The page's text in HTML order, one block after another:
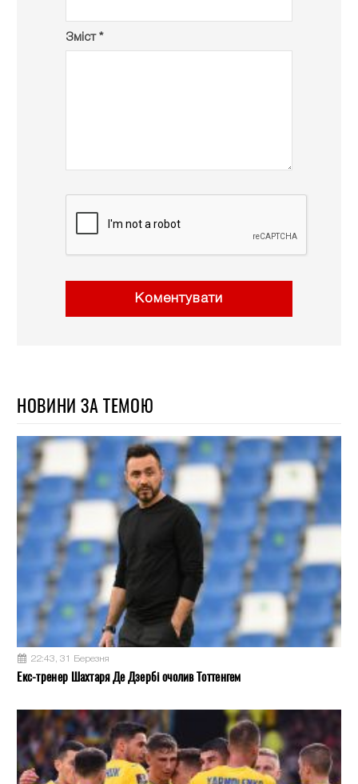
Зміст *
Коментувати
НОВИНИ ЗА ТЕМОЮ
22:43, 31 Березня
Екс-тренер Шахтаря Де Дзербі очолив Тоттенгем